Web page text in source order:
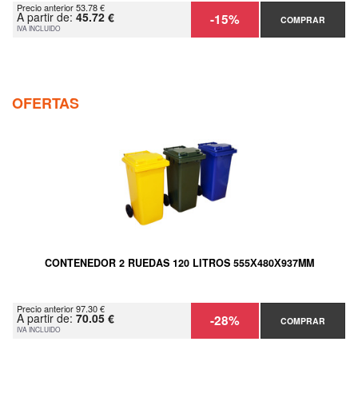
Precio anterior 53.78 €
A partir de: 45.72 €
IVA INCLUIDO -15% COMPRAR
OFERTAS
CONTENEDOR 2 RUEDAS 120 LITROS 555Х480Х937MM
Precio anterior 97.30 €
A partir de: 70.05 €
IVA INCLUIDO -28% COMPRAR